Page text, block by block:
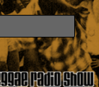
Cerca